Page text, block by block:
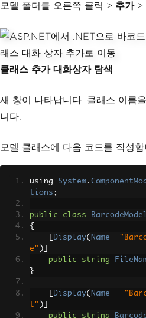
모델 폴더를 오른쪽 클릭 > 추가>
클래스 추가 대화상자 탐색
새 창이 나타납니다. 클래스 이름을
니다.
모델 클래스에 다음 코드를 작성합
using System .
tions ;
public class
{
Display( Name =
e" )]
public
string
}
Display( Name =
t" )]
public
string